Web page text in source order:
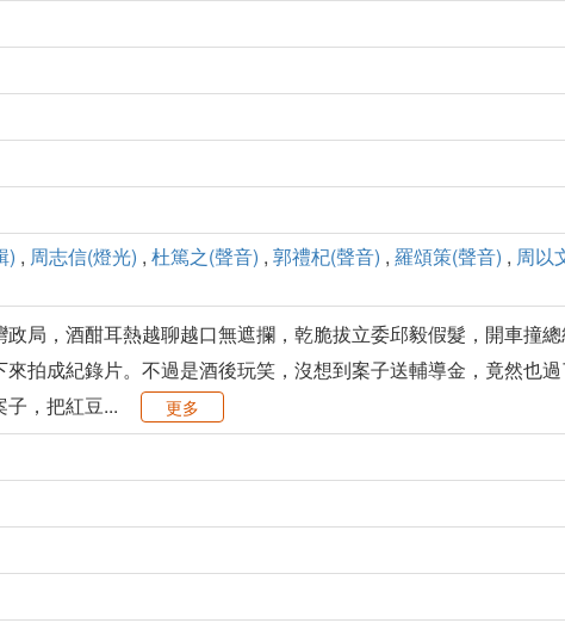
) , 周志信(燈光) , 杜篤之(聲音) , 郭禮杞(聲音) , 羅頌策(聲音) , 周以
局，酒酣耳熱越聊越口無遮攔，乾脆拔立委邱毅假髮，開車撞
拍成紀錄片。不過是酒後玩笑，沒想到案子送輔導金，竟然也
，把紅豆...
更多